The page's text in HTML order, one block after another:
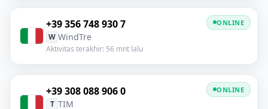
+39 356 748 930 7
W WindTre
Aktivitas terakhir: 56 mnt lalu
ONLINE
+39 308 088 906 0
T TIM
ONLINE